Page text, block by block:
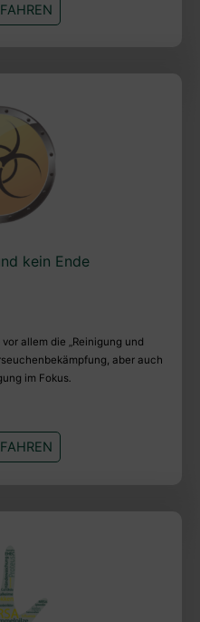
kein Ende
allem die „Reinigung und
aber auch
im Fokus.